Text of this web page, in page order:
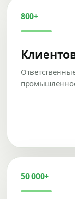
800+
50 000+